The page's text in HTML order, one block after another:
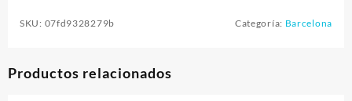
SKU: 07fd9328279b Categoría: Barcelona
Productos relacionados